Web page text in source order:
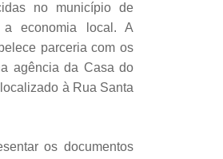
no município de
economia local. A
parceria com os
agência da Casa do
à Rua Santa
os documentos